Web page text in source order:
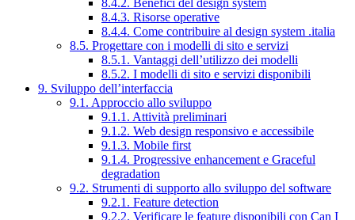
8.4.2. Benefici del design system
8.4.3. Risorse operative
8.4.4. Come contribuire al design system .italia
8.5. Progettare con i modelli di sito e servizi
8.5.1. Vantaggi dell’utilizzo dei modelli
8.5.2. I modelli di sito e servizi disponibili
9. Sviluppo dell’interfaccia
9.1. Approccio allo sviluppo
9.1.1. Attività preliminari
9.1.2. Web design responsivo e accessibile
9.1.3. Mobile first
9.1.4. Progressive enhancement e Graceful
degradation
9.2. Strumenti di supporto allo sviluppo del software
9.2.1. Feature detection
9.2.2. Verificare le feature disponibili con Can I